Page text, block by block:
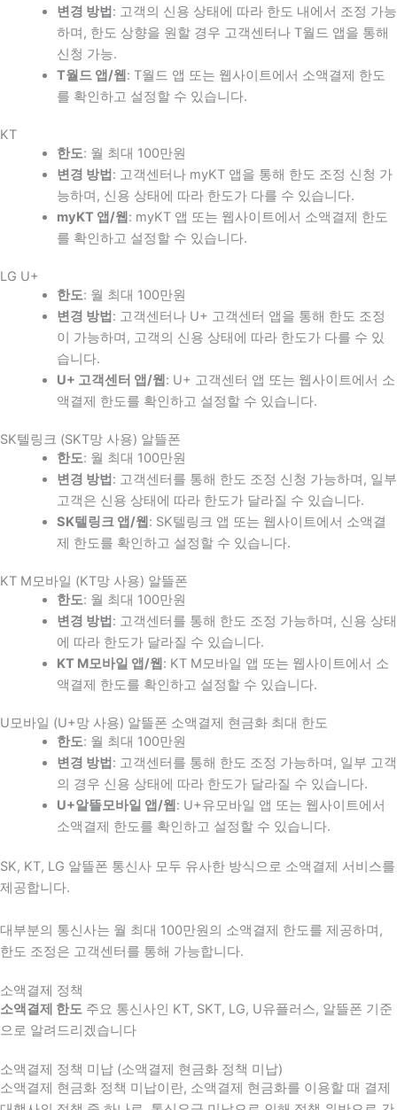
변경 방법 : 고객의 신용 상태에 따라 한도 내에서 조정 가능
하며, 한도 상향을 원할 경우 고객센터나 T월드 앱을 통해
신청 가능.
T월드 앱/웹 : T월드 앱 또는 웹사이트에서 소액결제 한도
를 확인하고 설정할 수 있습니다.
KT
한도: 월 최대 100만원
변경 방법 : 고객센터나 myKT 앱을 통해 한도 조정 신청 가
능하며, 신용 상태에 따라 한도가 다를 수 있습니다.
myKT 앱/웹 : myKT 앱 또는 웹사이트에서 소액결제 한도
를 확인하고 설정할 수 있습니다.
LG U+
한도: 월 최대 100만원
변경 방법 : 고객센터나 U+ 고객센터 앱을 통해 한도 조정
이 가능하며, 고객의 신용 상태에 따라 한도가 다를 수 있
습니다.
U+ 고객센터 앱/웹 : U+ 고객센터 앱 또는 웹사이트에서 소
액결제 한도를 확인하고 설정할 수 있습니다.
SK텔링크 (SKT망 사용) 알뜰폰
한도: 월 최대 100만원
변경 방법 : 고객센터를 통해 한도 조정 신청 가능하며, 일부
고객은 신용 상태에 따라 한도가 달라질 수 있습니다.
SK텔링크 앱/웹 : SK텔링크 앱 또는 웹사이트에서 소액결
제 한도를 확인하고 설정할 수 있습니다.
KT M모바일 (KT망 사용) 알뜰폰
한도: 월 최대 100만원
변경 방법 : 고객센터를 통해 한도 조정 가능하며, 신용 상태
에 따라 한도가 달라질 수 있습니다.
KT M모바일 앱/웹 : KT M모바일 앱 또는 웹사이트에서 소
액결제 한도를 확인하고 설정할 수 있습니다.
U모바일 (U+망 사용) 알뜰폰 소액결제 현금화 최대 한도
한도: 월 최대 100만원
변경 방법 : 고객센터를 통해 한도 조정 가능하며, 일부 고객
의 경우 신용 상태에 따라 한도가 달라질 수 있습니다.
U+알뜰모바일 앱/웹 : U+유모바일 앱 또는 웹사이트에서
소액결제 한도를 확인하고 설정할 수 있습니다.
SK, KT, LG 알뜰폰 통신사 모두 유사한 방식으로 소액결제 서비스를
제공합니다.
대부분의 통신사는 월 최대 100만원의 소액결제 한도를 제공하며,
한도 조정은 고객센터를 통해 가능합니다.
소액결제 정책
소액결제 한도 주요 통신사인 KT, SKT, LG, U유플러스, 알뜰폰 기준
으로 알려드리겠습니다
소액결제 정책 미납 (소액결제 현금화 정책 미납)
소액결제 현금화 정책 미납이란, 소액결제 현금화를 이용할 때 결제